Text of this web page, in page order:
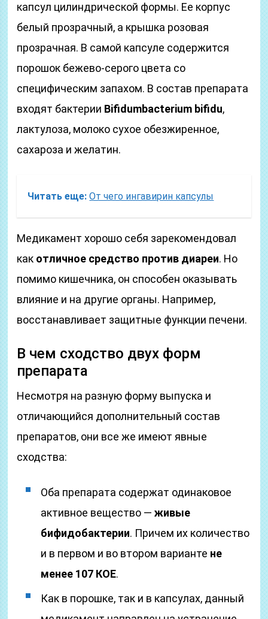
капсул цилиндрической формы. Ее корпус
белый прозрачный, а крышка розовая
прозрачная. В самой капсуле содержится
порошок бежево-серого цвета со
специфическим запахом. В состав препарата
входят бактерии Bifidumbacterium bifidu,
лактулоза, молоко сухое обезжиренное,
сахароза и желатин.
Читать еще: От чего ингавирин капсулы
Медикамент хорошо себя зарекомендовал
как отличное средство против диареи. Но
помимо кишечника, он способен оказывать
влияние и на другие органы. Например,
восстанавливает защитные функции печени.
В чем сходство двух форм
препарата
Несмотря на разную форму выпуска и
отличающийся дополнительный состав
препаратов, они все же имеют явные
сходства:
Оба препарата содержат одинаковое
активное вещество —живые
бифидобактерии. Причем их количество
и в первом и во втором варианте не
менее 107 КОЕ.
Как в порошке, так и в капсулах, данный